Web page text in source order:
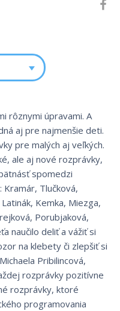
rôznymi úpravami. A
aj pre najmenšie deti.
pre malých aj veľkých.
ale aj nové rozprávky,
spomedzi
Kramár, Tlučková,
Kemka, Miezga,
Porubjaková,
naučilo deliť a vážiť si
na klebety či zlepšiť si
Pribilincová,
rozprávky pozitívne
rozprávky, ktoré
programovania